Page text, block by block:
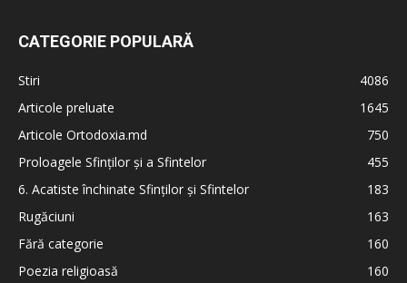
CATEGORIE POPULARĂ
Stiri
4086
Articole preluate
1645
Articole Ortodoxia.md
750
Proloagele Sfinților și a Sfintelor
455
6. Acatiste închinate Sfinților și Sfintelor
183
Rugăciuni
163
Fără categorie
160
Poezia religioasă
160